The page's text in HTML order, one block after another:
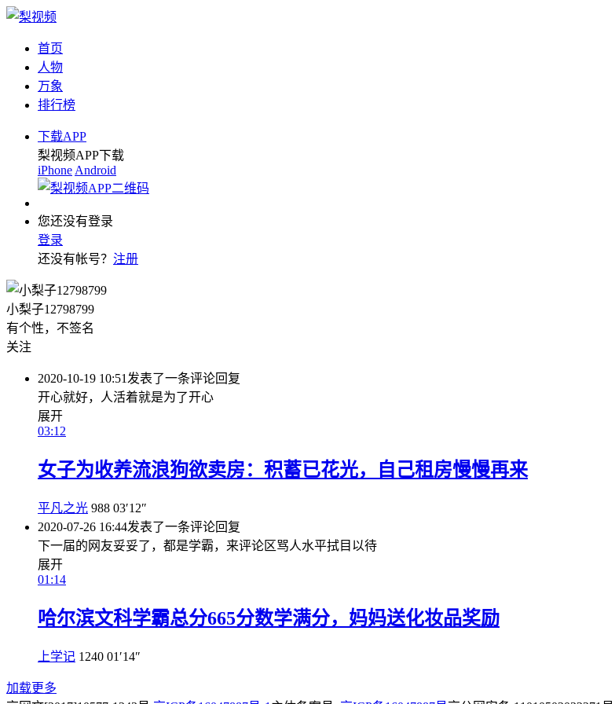
首页
人物
万象
排行榜
下载APP
梨视频APP下载
iPhone Android
您还没有登录
登录
还没有帐号？ 注册
小梨子12798799
有个性，不签名
关注
2020-10-19 10:51 发表了一条评论回复
开心就好，人活着就是为了开心
展开
03:12
女子为收养流浪狗欲卖房：积蓄已花光，自己租房慢慢再来
平凡之光 988 03′12″
2020-07-26 16:44发表了一条评论回复
下一届的网友妥妥了，都是学霸，来评论区骂人水平拭目以待
展开
01:14
哈尔滨文科学霸总分665分数学满分，妈妈送化妆品奖励
上学记 1240 01′14″
加载更多